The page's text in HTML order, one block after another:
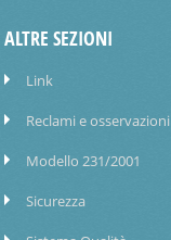
ALTRE SEZIONI
Link
Reclami e osservazioni
Modello 231/2001
Sicurezza